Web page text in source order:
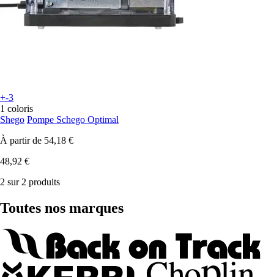
+-3
1 coloris
Shego Pompe Schego Optimal
À partir de 54,18 €
48,92 €
2 sur 2 produits
Toutes nos marques